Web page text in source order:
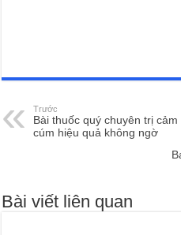
Trước
Bài thuốc quý chuyên trị cảm
cúm hiệu quả không ngờ
Bài viết liên quan